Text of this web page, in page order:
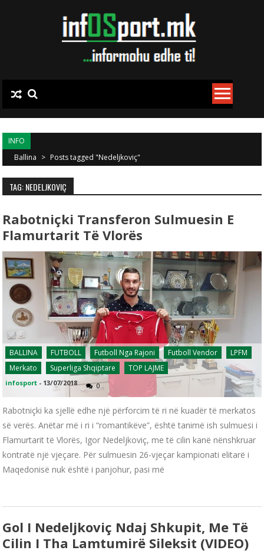
INFO
Ballina > Posts tagged "Nedeljkoviç"
TAG: NEDELJKOVIÇ
Rabotniçki Transferon Sulmuesin E
Flamurtarit Të Vlorës
BALLINA FUTBOLL Futboll Nga Rajoni Futboll Vendor
LPFM
Merkato
Superliga Shqiptare TOP LAJME
infosport - 13/07/2018 0
Rabotniçki ka sjellë edhe një përforcim të ri në kuadër të merkatos
së verës. Anëtar më i ri i “romantikëve”, është tanimë ish sulmuesi i
Flamurtarit të Vlorës, Igor Nedeljkoviç, me të cilin kanë nënshkruar
kontratë një vjeçare. Për sulmuesin 26-vjeçar kampionati elitarë i
Maqedonisë nuk është i panjohur, pasi më
Gol I Nedeljkoviç Ndaj Shkupit, Me Të
Cilin I Tha Lamtumirë Sileksit (VIDEO)